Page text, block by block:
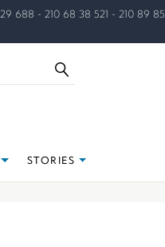
29 688 - 210 68 38 521 - 210 89 85
STORIES